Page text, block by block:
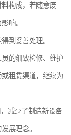
构成，若随意废
响。
到妥善处理。
的细致检修、维护
租赁渠道，继续为
减少了制造新设备
展理念。